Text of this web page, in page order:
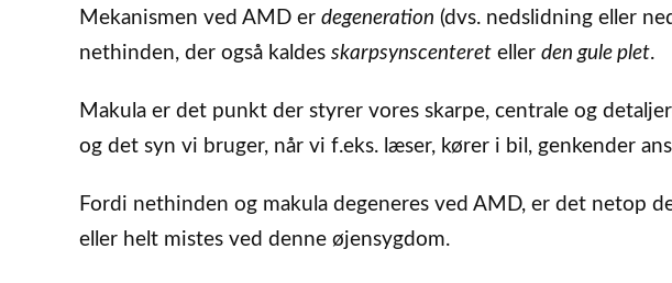
Mekanismen ved AMD er degeneration (dvs. nedslidning eller
nethinden, der også kaldes skarpsynscenteret eller den gule plet.
Makula er det punkt der styrer vores skarpe, centrale og
og det syn vi bruger, når vi f.eks. læser, kører i bil, genkender
Fordi nethinden og makula degeneres ved AMD, er det netop
eller helt mistes ved denne øjensygdom.